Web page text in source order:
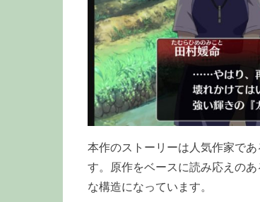
本作のストーリーは人気作家であ
す。原作をベースに読み応えの
な構造になっています。